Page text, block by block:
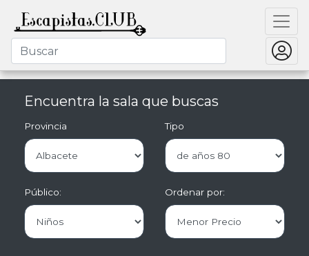
Encuentra la sala que buscas
Provincia Tipo
Público: Ordenar por: